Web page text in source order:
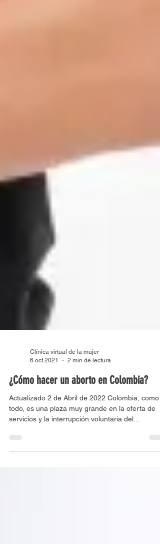
6 oct 2021
2 min de lectura
¿Cómo hacer un aborto en Colombia?
Actualizado 2 de Abril de 2022 Colombia, como
todo, es una plaza muy grande en la oferta de
servicios y la interrupción voluntaria del...